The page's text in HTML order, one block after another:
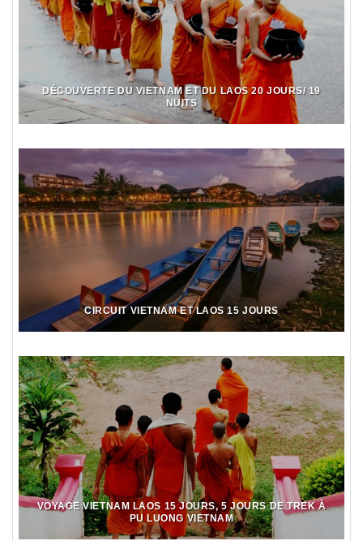
DÉCOUVERTE DU VIETNAM ET DU LAOS 20 JOURS/ 19
NUITS
CIRCUIT VIETNAM ET LAOS 15 JOURS
VOYAGE VIETNAM LAOS 15 JOURS, 5 JOURS DE TREK À
PU LUONG VIETNAM